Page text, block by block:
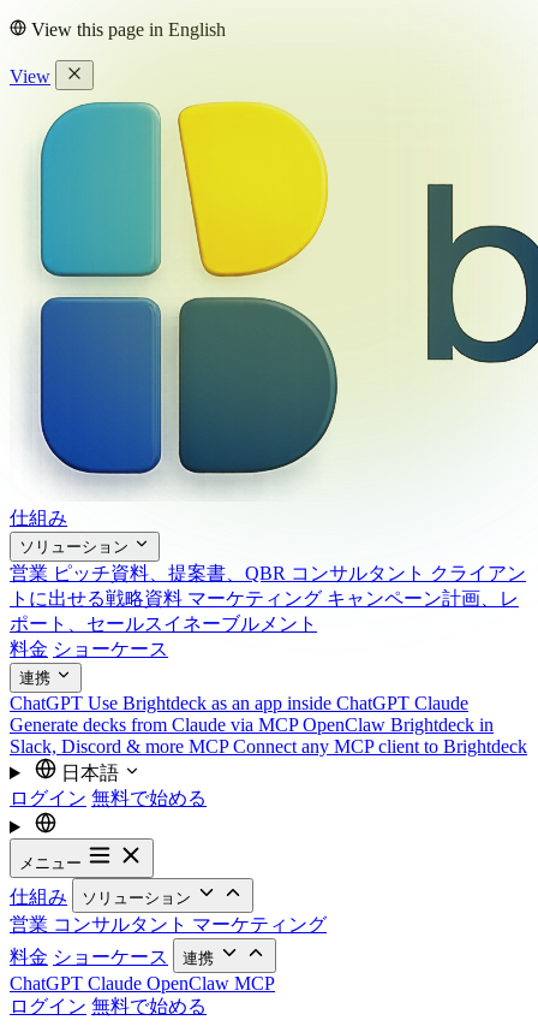
View this page in English
View
仕組み
ソリューション
営業 ピッチ資料、提案書、QBR コンサルタント クライアン
トに出せる戦略資料 マーケティング キャンペーン計画、レ
ポート、セールスイネーブルメント
料金 ショーケース
連携
ChatGPT Use Brightdeck as an app inside ChatGPT Claude
Generate decks from Claude via MCP OpenClaw Brightdeck in
Slack, Discord & more MCP Connect any MCP client to Brightdeck
日本語
ログイン 無料で始める
メニュー
仕組み ソリューション
営業 コンサルタント マーケティング
料金 ショーケース 連携
ChatGPT Claude OpenClaw MCP
ログイン 無料で始める